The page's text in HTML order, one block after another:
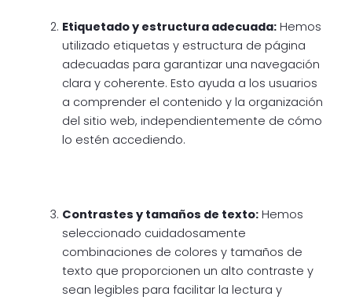
Etiquetado y estructura adecuada:Hemos
utilizado etiquetas y estructura de página
adecuadas para garantizar una navegación
clara y coherente. Esto ayuda a los usuarios
a comprender el contenido y la organización
del sitio web, independientemente de cómo
lo estén accediendo.
Contrastes y tamaños de texto:Hemos
seleccionado cuidadosamente
combinaciones de colores y tamaños de
texto que proporcionen un alto contraste y
sean legibles para facilitar la lectura y